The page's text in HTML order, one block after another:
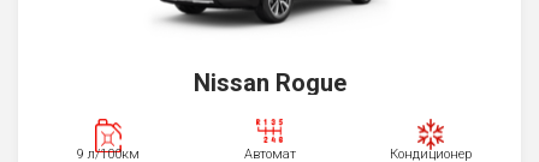
Nissan Rogue
9 л/100км Автомат Кондиционер